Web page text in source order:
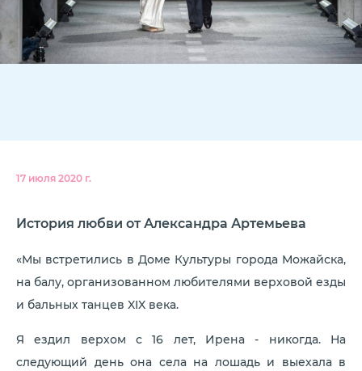
17 июля 2020 г.
История любви от Александра Артемьева
«Мы встретились в Доме Культуры города Можайска,
на балу, организованном любителями верховой езды
и бальных танцев XIX века.
Я ездил верхом с 16 лет, Ирена - никогда. На
следующий день она села на лошадь и выехала в